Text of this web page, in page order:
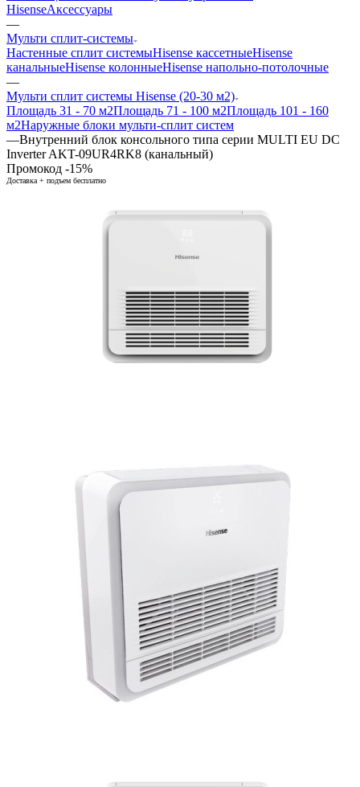
HisenseАксессуары
—
Мульти сплит-системы
Настенные сплит системыHisense кассетныеHisense
канальныеHisense колонныеHisense напольно-потолочные
—
Мульти сплит системы Hisense (20-30 м2)
Площадь 31 - 70 м2Площадь 71 - 100 м2Площадь 101 - 160
м2Наружные блоки мульти-сплит систем
—Внутренний блок консольного типа серии MULTI EU DC
Inverter AKT-09UR4RK8 (канальный)
Промокод -15%
Доставка + подъем бесплатно